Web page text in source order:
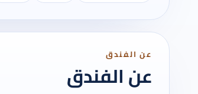
عن الفندق
عن الفندق